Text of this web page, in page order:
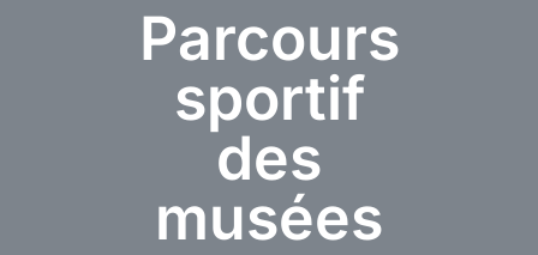
Parcours
sportif
des
musées